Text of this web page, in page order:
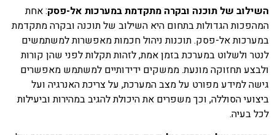
השילוב של תוכנה ובקרה מתקדמת במערכות אל-פסק: אחת
המהפכות הגדולות בתחום היא השילוב של תוכנה ובקרה מתקדמת
במערכות אל-פסק. תוכנות ניהול חכמות מאפשרות למשתמשים
לנטר ולשלוט במערכת בזמן אמת, לזהות תקלות לפני שהן קורות
ולבצע תחזוקה מונעת. ממשקים ידידותיים למשתמש מאפשרים
גישה למידע מפורט על מצב המערכת, על צריכת האנרגיה ועל
ביצועי הסוללה, וכך משפרים את היכולת להגיב במהירות וביעילות
לכל בעיה.